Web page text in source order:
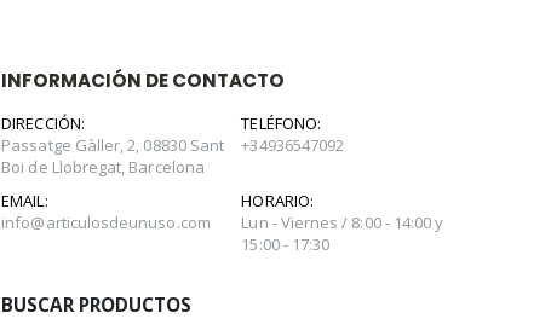
INFORMACIÓN DE CONTACTO
DIRECCIÓN:
Passatge Gàller, 2, 08830 Sant
Boi de Llobregat, Barcelona
TELÉFONO:
+34936547092
EMAIL:
info@articulosdeunuso.com
HORARIO:
Lun - Viernes / 8:00 - 14:00 y
15:00 - 17:30
BUSCAR PRODUCTOS